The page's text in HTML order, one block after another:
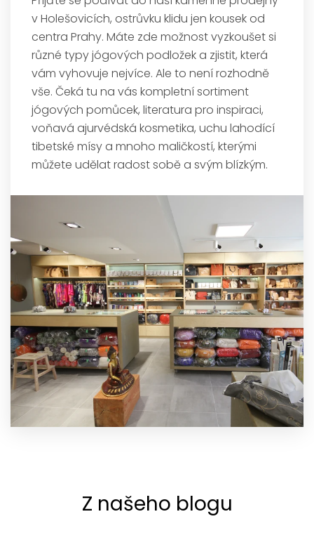
v Holešovicích, ostrůvku klidu jen kousek od
centra Prahy. Máte zde možnost vyzkoušet si
různé typy jógových podložek a zjistit, která
vám vyhovuje nejvíce. Ale to není rozhodně
vše. Čeká tu na vás kompletní sortiment
jógových pomůcek, literatura pro inspiraci,
voňavá ajurvédská kosmetika, uchu lahodící
tibetské mísy a mnoho maličkostí, kterými
můžete udělat radost sobě a svým blízkým.
Z našeho blogu